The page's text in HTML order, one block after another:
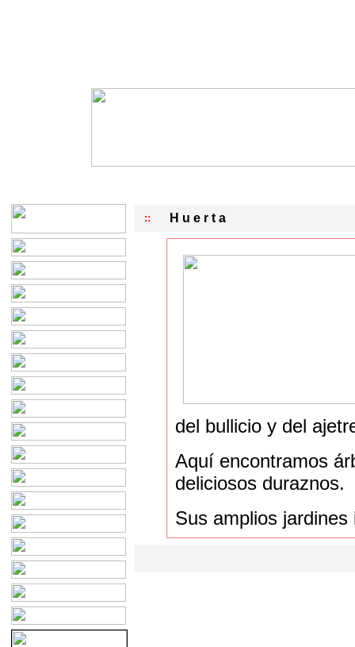
:: H u e r t a
del bullicio y del
Aquí encontramos
deliciosos duraznos.
Sus amplios